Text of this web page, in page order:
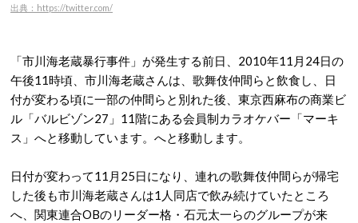
出典：https://twitter.com/
「市川海老蔵暴行事件」が発生する前日、2010年11月24日の
午後11時頃、市川海老蔵さんは、歌舞伎仲間らと飲食し、日
付が変わる頃に一部の仲間らと別れた後、東京西麻布の商業ビ
ル「バルビゾン27」11階にある会員制カラオケバー「マーキ
ス」へと移動しています。へと移動します。
日付が変わって11月25日になり、連れの歌舞伎仲間らが帰宅
した後も市川海老蔵さんは1人同店で飲み続けていたところ
へ、関東連合OBのリーダー格・石元太一らのグループが来